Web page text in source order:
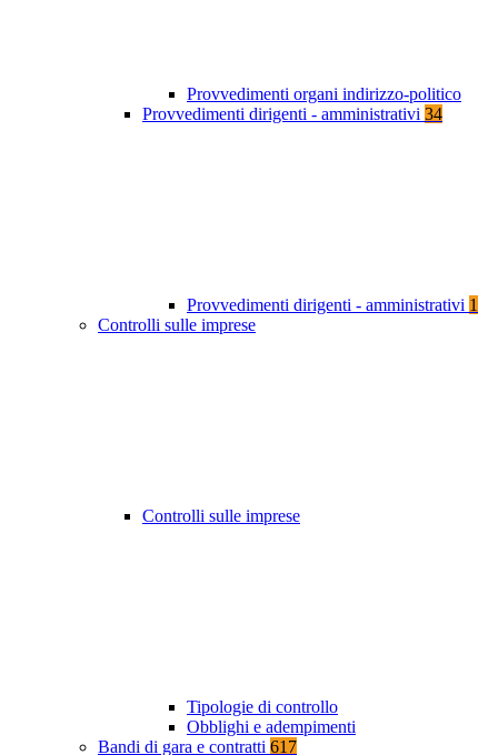
Provvedimenti organi indirizzo-politico
Provvedimenti dirigenti - amministrativi 34
Provvedimenti dirigenti - amministrativi 1
Controlli sulle imprese
Controlli sulle imprese
Tipologie di controllo
Obblighi e adempimenti
Bandi di gara e contratti 617